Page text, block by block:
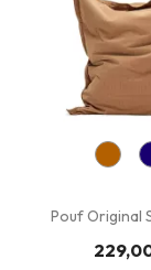
Pouf Original